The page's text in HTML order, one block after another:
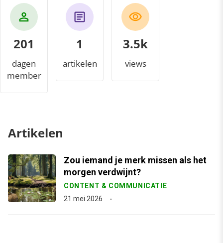
201
dagen
member
1
artikelen
3.7k
views
Artikelen
Zou iemand je merk missen als het
morgen verdwijnt?
CONTENT & COMMUNICATIE
21 mei 2026